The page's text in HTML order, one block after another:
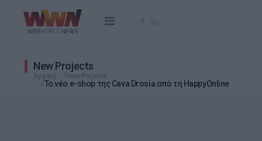
New Projects
Το νέο e-shop της Cava Drosia από τη HappyOnline